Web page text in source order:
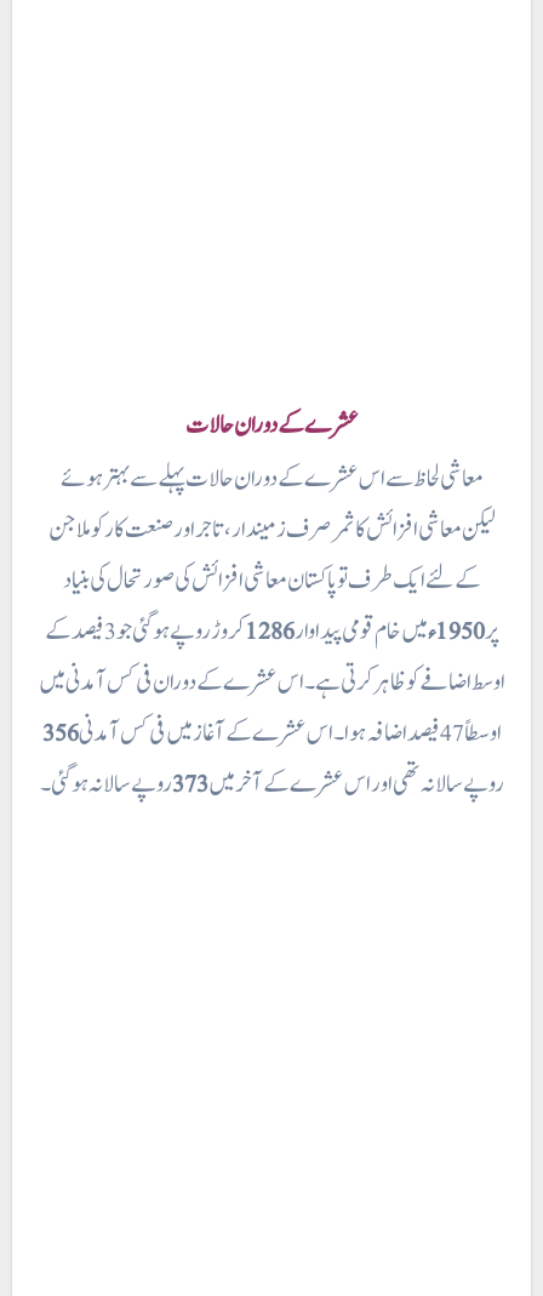
عشرے کے دوران حالات
لیکنمعاشی افزائش کا ثمر صرف زمیندار، تاجر اور صنعت کار کو ملا جن
کے لئے ایک طرف تو پاکستان معاشی افزائش کی صورتحال کی بنیاد
پر1950ءمیں خام قومی پیداوار1286
کروڑ روپے ہوگئی جو 3 فیصد کے
اوسط اضافے کو ظاہر کرتی ہے۔ اس عشرے کے دوران فی کس آمدنی میں
اوسطاً 47 فیصد اضافہ ہوا۔ اس عشرے کے آغاز میں فی کس آمدنی
356
روپے سالانہ تھی اور اس عشرے کے آخر میں373روپے سالانہ ہوگئی۔